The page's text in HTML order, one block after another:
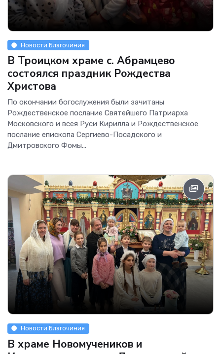
Новости Благочиния
В Троицком храме с. Абрамцево
состоялся праздник Рождества
Христова
По окончании богослужения были зачитаны
Рождественское послание Святейшего Патриарха
Московского и всея Руси Кирилла и Рождественское
послание епископа Сергиево-Посадского и
Дмитровского Фомы...
Новости Благочиния
В храме Новомучеников и